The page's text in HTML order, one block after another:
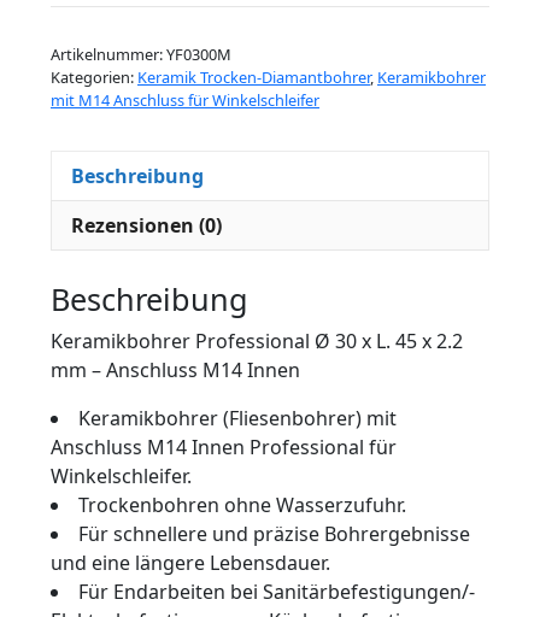
Artikelnummer:YF0300M
Kategorien: Keramik Trocken-Diamantbohrer, Keramikbohrer
mit M14 Anschluss für Winkelschleifer
Beschreibung
Rezensionen (0)
Beschreibung
Keramikbohrer Professional Ø 30 x L. 45 x 2.2
mm – Anschluss M14 Innen
Keramikbohrer (Fliesenbohrer) mit
Anschluss M14 Innen Professional für
Winkelschleifer.
Trockenbohren ohne Wasserzufuhr.
Für schnellere und präzise Bohrergebnisse
und eine längere Lebensdauer.
Für Endarbeiten bei Sanitärbefestigungen/-